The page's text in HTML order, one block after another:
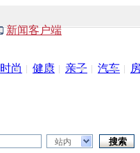
新闻客户端
时尚 健康 亲子 汽车
站内